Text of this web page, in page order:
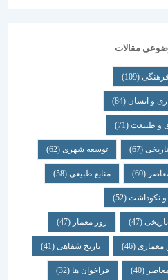
(109)
(84)
(71)
توسعه شهری(62)
منابع طبیعی(58)
(52)
روز معمار(47)
(46) تاریخ شفاهی (41)
فراخوان ها (32)